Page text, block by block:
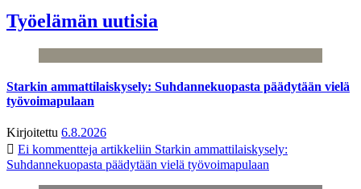
Työelämän uutisia
Starkin ammattilaiskysely: Suhdannekuopasta päädytään vielä
työvoimapulaan
Kirjoitettu 6.8.2026
Ei kommentteja artikkeliin Starkin ammattilaiskysely:
Suhdannekuopasta päädytään vielä työvoimapulaan